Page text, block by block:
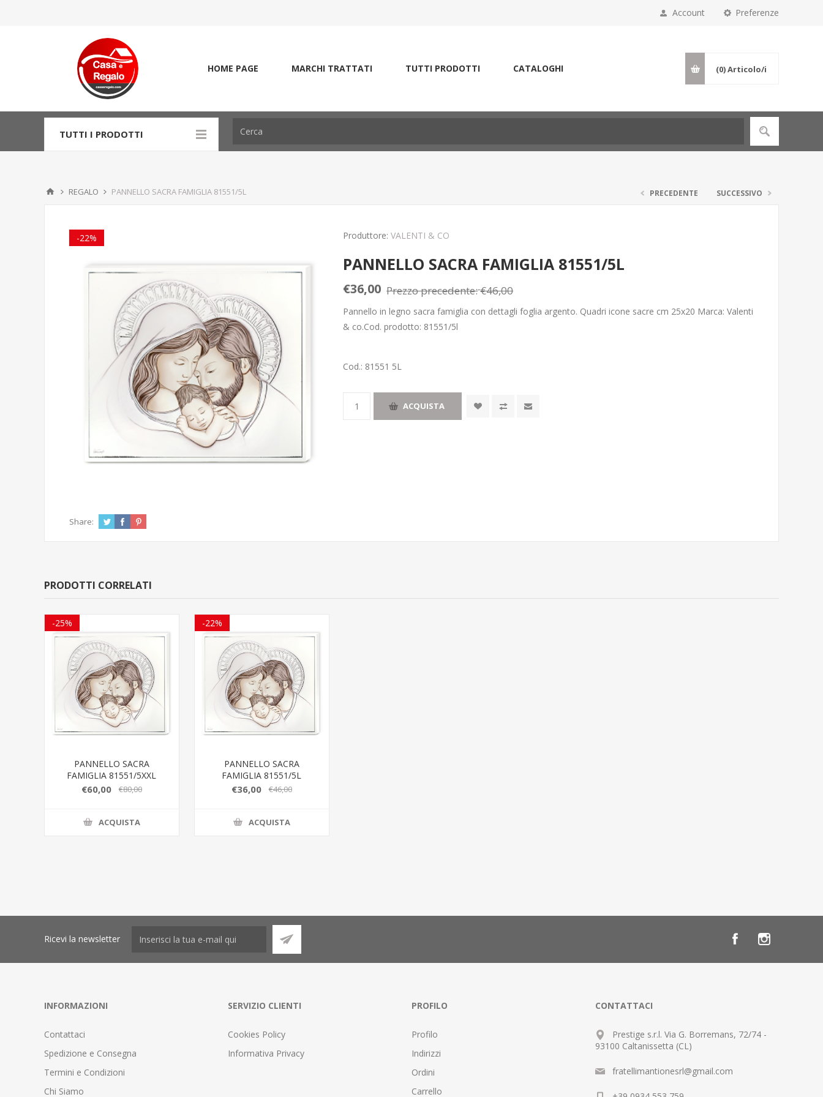
Preferenze
Account
HOME PAGE MARCHI TRATTATI TUTTI PRODOTTI CATALOGHI (0)Articolo/i
TUTTI I PRODOTTI
REGALO PANNELLO SACRA FAMIGLIA 81551/5L PRECEDENTE SUCCESSIVO
-22% Produttore: VALENTI & CO
PANNELLO SACRA FAMIGLIA 81551/5L
€36,00 Prezzo precedente:€46,00
Pannello in legno sacra famiglia con dettagli foglia argento. Quadri icone sacre cm 25x20 Marca: Valenti
& co.Cod. prodotto: 81551/5l
Cod.: 81551 5L
ACQUISTA
Share:
PRODOTTI CORRELATI
-25%
PANNELLO SACRA
FAMIGLIA 81551/5XXL
€60,00 €80,00
ACQUISTA
-22%
PANNELLO SACRA
FAMIGLIA 81551/5L
€36,00 €46,00
ACQUISTA
Ricevi la newsletter
INFORMAZIONI
Contattaci
Spedizione e Consegna
Termini e Condizioni
Chi Siamo
SERVIZIO CLIENTI
Cookies Policy
Informativa Privacy
PROFILO
Profilo
Indirizzi
Ordini
Carrello
CONTATTACI
Prestige s.r.l. Via G. Borremans, 72/74 -
93100 Caltanissetta (CL)
fratellimantionesrl@gmail.com